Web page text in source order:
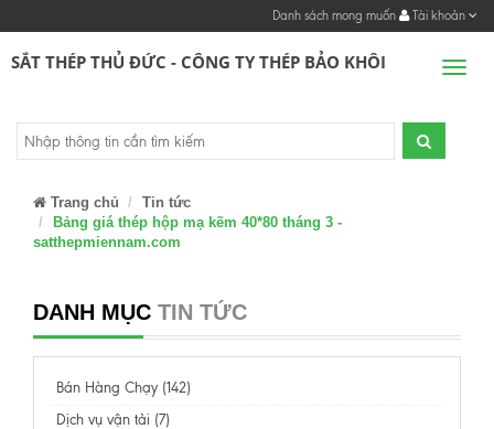
Danh sách mong muốn Tài khoản
SẮT THÉP THỦ ĐỨC - CÔNG TY THÉP BẢO KHÔI
Trang chủ
Tin tức
Bảng giá thép hộp mạ kẽm 40*80 tháng 3 -
satthepmiennam.com
DANH MỤC TIN TỨC
Bán Hàng Chạy (142)
Dịch vụ vận tải (7)